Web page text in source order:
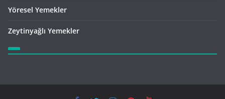
Yöresel Yemekler
Zeytinyağlı Yemekler